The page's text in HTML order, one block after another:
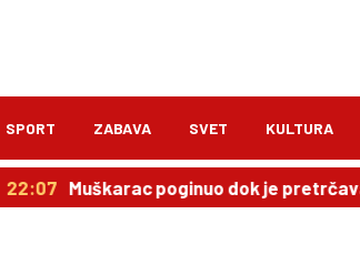
SPORT ZABAVA SVET KULTURA
poginuo dok je pretrčavao prugu